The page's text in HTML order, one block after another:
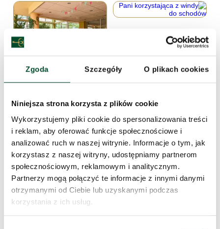
Zgoda Szczegóły O plikach cookies
Niniejsza strona korzysta z plików cookie
Wykorzystujemy pliki cookie do spersonalizowania treści
i reklam, aby oferować funkcje społecznościowe i
analizować ruch w naszej witrynie. Informacje o tym, jak
korzystasz z naszej witryny, udostępniamy partnerom
społecznościowym, reklamowym i analitycznym.
Partnerzy mogą połączyć te informacje z innymi danymi
otrzymanymi od Ciebie lub uzyskanymi podczas
korzystania z ich usług.